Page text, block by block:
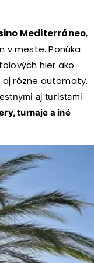
Mediterráneo,
v meste. Ponúka
hier ako
aj rôzne automaty.
aj turistami
turnaje a iné